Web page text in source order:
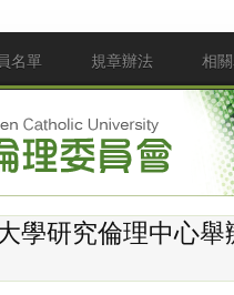
名單 規章辦法 相
學研究倫理中心